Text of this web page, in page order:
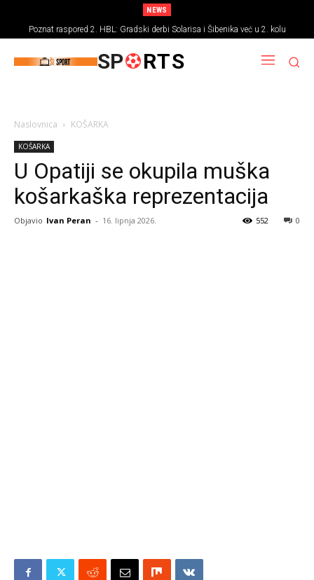
NEWS
Poznat raspored 2. HBL: Gradski derbi Solarisa i Šibenika već u 2. kolu
SP RTS
Naslovnica KOŠARKA
KOŠARKA
U Opatiji se okupila muška
košarkaška reprezentacija
Objavio Ivan Peran - 16. lipnja 2026. 0
552